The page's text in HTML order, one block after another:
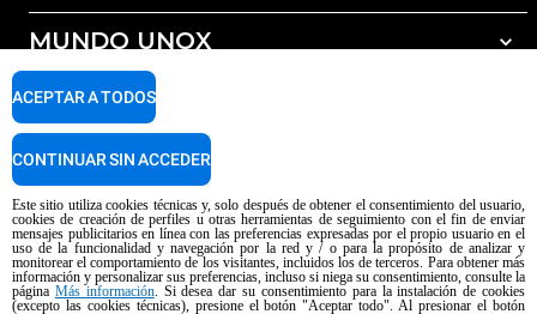
Todos los accesorios
Detergentes para lavado automático
Detergentes para lavado manual
Tratamiento de agua con filtros de resina
MUNDO UNOX
Nuestras sedes en el mundo
SOPORTE
Garantía Unox
Centros de servicio técnico
Copyright 2026 UNOX SpA Todos los derechos reservados. Reg. Imp. Padova
n ° 04230750285 - REA Padova 372835 - Cap. Soc. 5.000.000 € iv - P.IVA /
Aviso sobre el contenido generado por IA Privacy policy Cookie policy
Este sitio utiliza cookies técnicas y, solo después de obtener el consentimiento del usuario,
cookies de creación de perfiles u otras herramientas de seguimiento con el fin de enviar
mensajes publicitarios en línea con las preferencias expresadas por el propio usuario en el
uso de la funcionalidad y navegación por la red y / o para la propósito de analizar y
monitorear el comportamiento de los visitantes, incluidos los de terceros. Para obtener más
información y personalizar sus preferencias, incluso si niega su consentimiento, consulte la
página Más información. Si desea dar su consentimiento para la instalación de cookies
(excepto las cookies técnicas), presione el botón "Aceptar todo". Al presionar el botón
ACEPTAR A TODOS
CONTINUAR SIN ACCEDER